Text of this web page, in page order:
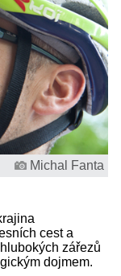
Michal Fanta
cest a
zářezů
dojmem.